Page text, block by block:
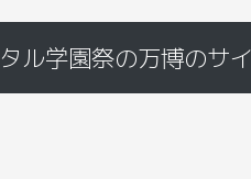
ル学園祭の万博のサ